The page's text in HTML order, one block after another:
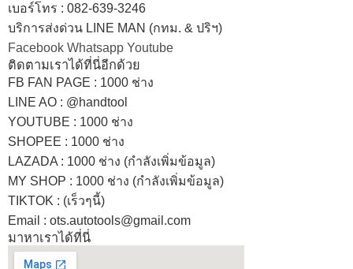
เบอร์โทร : 082-639-3246
บริการส่งด่วน LINE MAN (กทม. & ปริฯ)
Facebook Whatsapp Youtube
ติดตามเราได้ที่นี่อีกด้วย
FB FAN PAGE : 1000 ช่าง
LINE AO : @handtool
YOUTUBE : 1000 ช่าง
SHOPEE : 1000 ช่าง
LAZADA : 1000 ช่าง (กำลังเพิ่มข้อมูล)
MY SHOP : 1000 ช่าง (กำลังเพิ่มข้อมูล)
TIKTOK : (เร็วๆนี้)
Email : ots.autotools@gmail.com
มาหาเราได้ที่นี่